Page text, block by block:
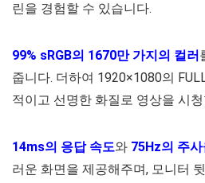
린을 경험할 수 있습니다.
99% sRGB의 1670만 가지의 컬러
줍니다. 더하여 1920×1080의
적이고 선명한 화질로 영상을 시
14ms의 응답 속도와 75Hz의 주
러운 화면을 제공해주며, 모니터